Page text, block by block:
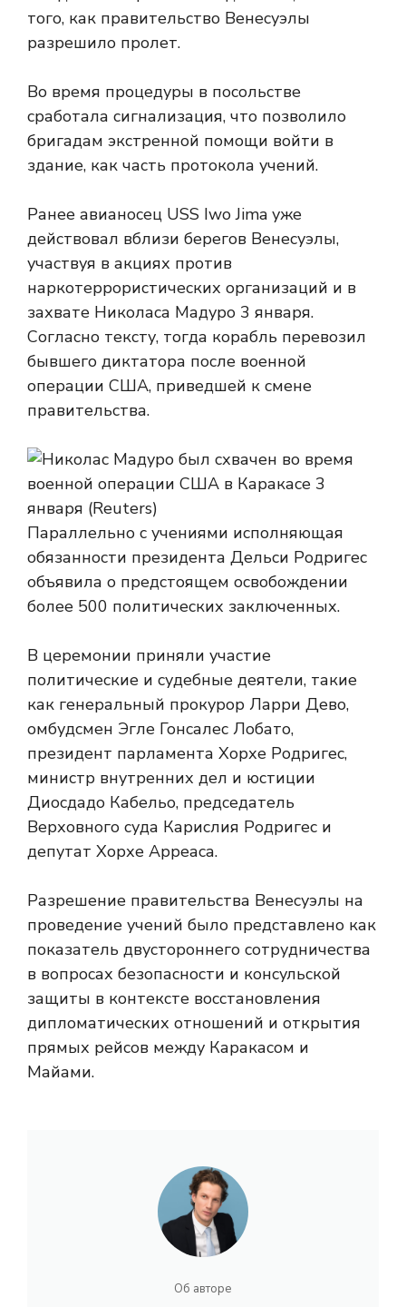
того, как правительство Венесуэлы
разрешило пролет.
Во время процедуры в посольстве
сработала сигнализация, что позволило
бригадам экстренной помощи войти в
здание, как часть протокола учений.
Ранее авианосец USS Iwo Jima уже
действовал вблизи берегов Венесуэлы,
участвуя в акциях против
наркотеррористических организаций и в
захвате Николаса Мадуро 3 января.
Согласно тексту, тогда корабль перевозил
бывшего диктатора после военной
операции США, приведшей к смене
правительства.
Параллельно с учениями исполняющая
обязанности президента Дельси Родригес
объявила о предстоящем освобождении
более 500 политических заключенных.
В церемонии приняли участие
политические и судебные деятели, такие
как генеральный прокурор Ларри Дево,
омбудсмен Эгле Гонсалес Лобато,
президент парламента Хорхе Родригес,
министр внутренних дел и юстиции
Диосдадо Кабельо, председатель
Верховного суда Карислия Родригес и
депутат Хорхе Арреаса.
Разрешение правительства Венесуэлы на
проведение учений было представлено как
показатель двустороннего сотрудничества
в вопросах безопасности и консульской
защиты в контексте восстановления
дипломатических отношений и открытия
прямых рейсов между Каракасом и
Майами.
Об авторе